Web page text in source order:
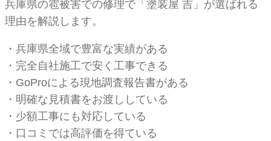
兵庫県の雹被害での修理で「塗装屋 吉」が選ばれる
理由を解説します。
・兵庫県全域で豊富な実績がある
・完全自社施工で安く工事できる
・GoProによる現地調査報告書がある
・明確な見積書をお渡ししている
・少額工事にも対応している
・口コミでは高評価を得ている